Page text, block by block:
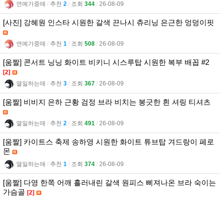
연예가중매 l 추천 2 l 조회 344 l 26-08-09
[사진] 강혜원 인스타 시원한 갈색 끈나시 츄리닝 은근한 엉덩이핏
연예가중매 l 추천 1 l 조회 508 l 26-08-09
[움짤] 콘서트 닝닝 화이트 비키니 시스루탑 시원한 복부 배꼽 #2
[2]
열일하는매 l 추천 3 l 조회 367 l 26-08-09
[움짤] 비비지 은하 근황 검정 브라 비치는 봉긋한 흰 셔링 티셔츠
열일하는매 l 추천 2 l 조회 491 l 26-08-09
[움짤] 카이트스 축제 송하영 시원한 화이트 튜브탑 겨드랑이 페로
몬
열일하는매 l 추천 1 l 조회 374 l 26-08-09
[움짤] 다영 한쪽 어깨 흘러내린 갈색 원피스 삐져나온 브라 숙이는
가슴골 [2]